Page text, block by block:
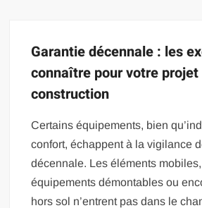
Garantie décennale : les
connaître pour votre projet
construction
Certains équipements, bien
confort, échappent à la vigilance
décennale. Les éléments
équipements démontables ou
hors sol n’entrent pas dans le